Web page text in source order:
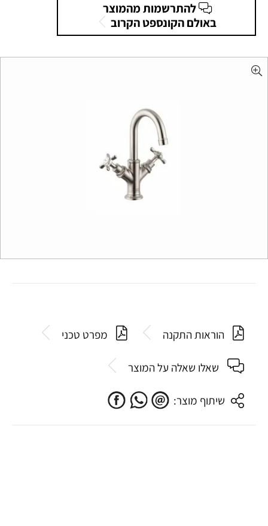
להתרשמות מהמוצר
באולם הקונספט הקרוב
הוראות התקנה מפרט טכני
שאלו שאלה על המוצר
שיתוף מוצר: